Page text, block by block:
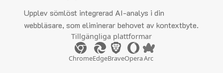
Upplev sömlöst integrerad AI-analys i din
webbläsare, som eliminerar behovet av kontextbyte.
Tillgängliga plattformar
ChromeEdgeBraveOperaArc